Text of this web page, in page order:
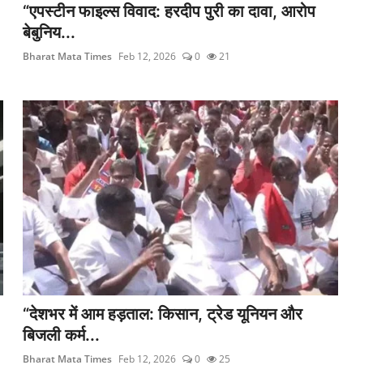
“एपस्टीन फाइल्स विवाद: हरदीप पुरी का दावा, आरोप
बेबुनिय...
Bharat Mata Times Feb 12, 2026 0 21
“देशभर में आम हड़ताल: किसान, ट्रेड यूनियन और
बिजली कर्म...
Bharat Mata Times Feb 12, 2026 0 25